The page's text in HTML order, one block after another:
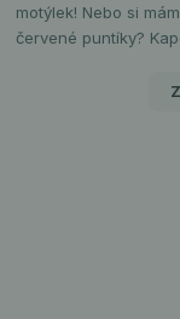
motýlek! Nebo si
červené puntíky?